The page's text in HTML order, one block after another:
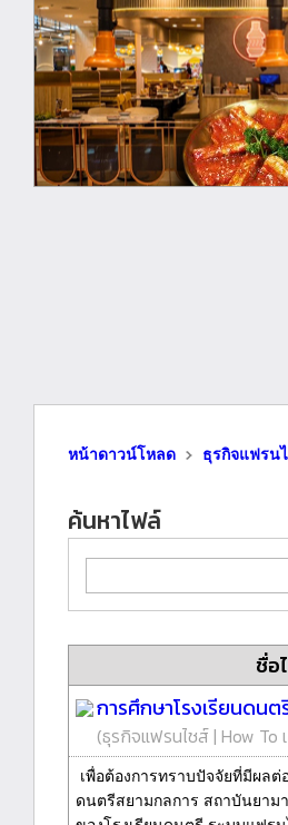
หน้าดาวน์โหลด ธุรกิจแฟรน
ค้นหาไฟล์
ชื่อ
การศึกษาโรงเรียนดนต
(ธุรกิจแฟรนไชส์| How To
เพื่อต้องการทราบปัจจัยที่มีผลต่
ดนตรีสยามกลการ สถาบันยาม